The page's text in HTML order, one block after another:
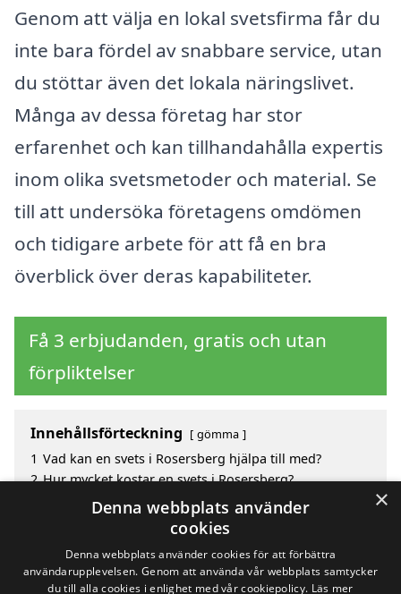
Genom att välja en lokal svetsfirma får du
inte bara fördel av snabbare service, utan
du stöttar även det lokala näringslivet.
Många av dessa företag har stor
erfarenhet och kan tillhandahålla expertis
inom olika svetsmetoder och material. Se
till att undersöka företagens omdömen
och tidigare arbete för att få en bra
överblick över deras kapabiliteter.
Få 3 erbjudanden, gratis och utan
förpliktelser
Innehållsförteckning gömma
1 Vad kan en svets i Rosersberg hjälpa till med?
2 Hur mycket kostar en svets i Rosersberg?
Fördelar med att välja svets i Rosersberg
Sök efter en skicklig svets i de omgivande städerna
×
Denna webbplats använder
cookies
Denna webbplats använder cookies för att förbättra
användarupplevelsen. Genom att använda vår webbplats samtycker
du till alla cookies i enlighet med vår cookiepolicy. Läs mer